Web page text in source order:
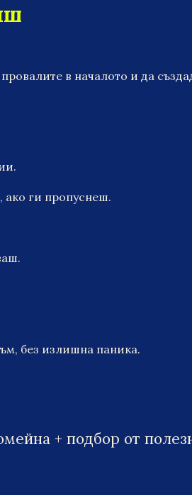
в началото и да
ако ги пропуснеш.
без излишна паника.
+ подбор от